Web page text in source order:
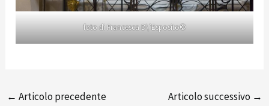
foto di Francesca D\’Esposito©
← Articolo precedente Articolo successivo →